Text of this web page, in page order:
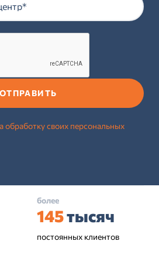
ОТПРАВИТЬ
обработку своих персональных
более
145тысяч
постоянных клиентов